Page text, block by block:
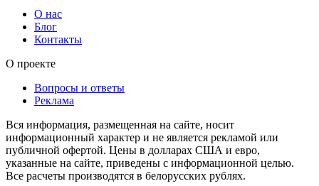
О нас
Блог
Контакты
О проекте
Вопросы и ответы
Реклама
Вся информация, размещенная на сайте, носит
информационный характер и не является рекламой или
публичной офертой. Цены в долларах США и евро,
указанные на сайте, приведены с информационной целью.
Все расчеты производятся в белорусских рублях.